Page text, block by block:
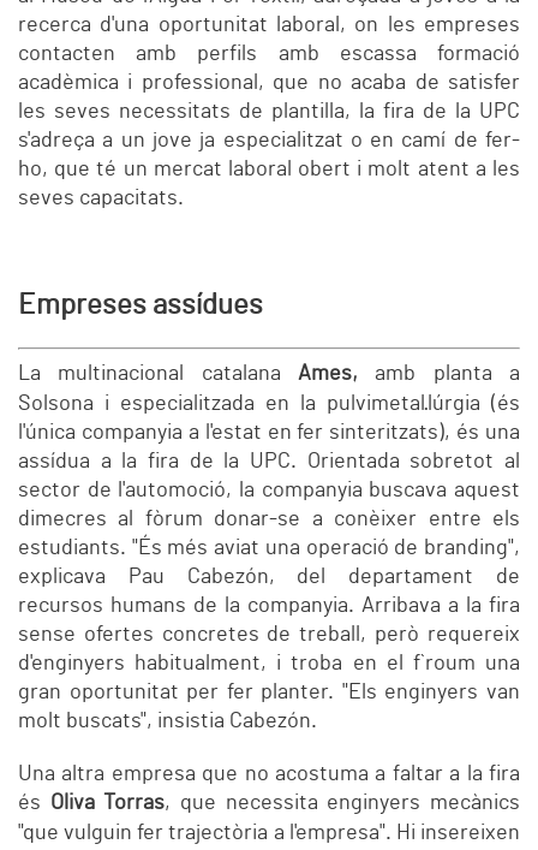
recerca d'una oportunitat laboral, on les empreses
contacten amb perfils amb escassa formació
acadèmica i professional, que no acaba de satisfer
les seves necessitats de plantilla, la fira de la UPC
s'adreça a un jove ja especialitzat o en camí de fer-
ho, que té un mercat laboral obert i molt atent a les
seves capacitats.
Empreses assídues
La multinacional catalana Ames, amb planta a
Solsona i especialitzada en la pulvimetal·lúrgia (és
l'única companyia a l'estat en fer sinteritzats), és una
assídua a la fira de la UPC. Orientada sobretot al
sector de l'automoció, la companyia buscava aquest
dimecres al fòrum donar-se a conèixer entre els
estudiants. "És més aviat una operació de branding",
explicava Pau Cabezón, del departament de
recursos humans de la companyia. Arribava a la fira
sense ofertes concretes de treball, però requereix
d'enginyers habitualment, i troba en el f`roum una
gran oportunitat per fer planter. "Els enginyers van
molt buscats", insistia Cabezón.
Una altra empresa que no acostuma a faltar a la fira
és Oliva Torras, que necessita enginyers mecànics
"que vulguin fer trajectòria a l'empresa". Hi insereixen